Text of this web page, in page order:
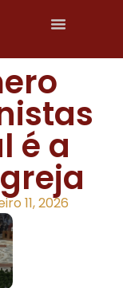
é a
11, 2026